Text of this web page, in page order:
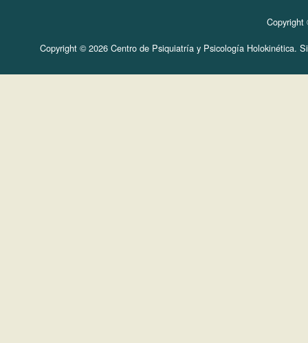
Copyright
Copyright © 2026 Centro de Psiquiatría y Psicología Holokinética.